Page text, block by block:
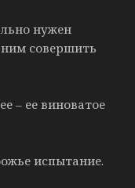
нужен
совершить
– ее виноватое
испытание.